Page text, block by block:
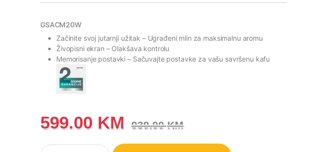
GSACM20W
Začinite svoj jutarnji užitak – Ugrađeni mlin za maksimalnu aromu
Živopisni ekran – Olakšava kontrolu
Memorisanje postavki– Sačuvajte postavke za vašu savršenu kafu
599.00 KM 939.00KM
GSACM20W Gorenje Aparat za kafu, ručna priprema kafe, 20 bar, 1550 W količina